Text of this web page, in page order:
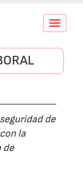
Conmutar
de
la
de